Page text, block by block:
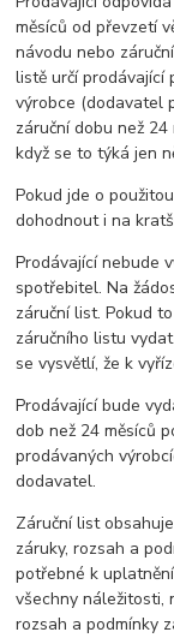
měsíců od převzetí
návodu nebo
listě určí prodávající
výrobce (dodavatel
záruční dobu než
když se to týká jen
Pokud jde o
dohodnout i na
Prodávající nebude
spotřebitel. Na
záruční list. Pokud
záručního listu
se vysvětlí, že k
Prodávající bude
dob než 24 měsíců
prodávaných
dodavatel.
Záruční list
záruky, rozsah a
potřebné k
všechny náležitosti,
rozsah a podmínky